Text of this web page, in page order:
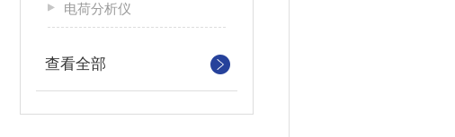
电荷分析仪
查看全部